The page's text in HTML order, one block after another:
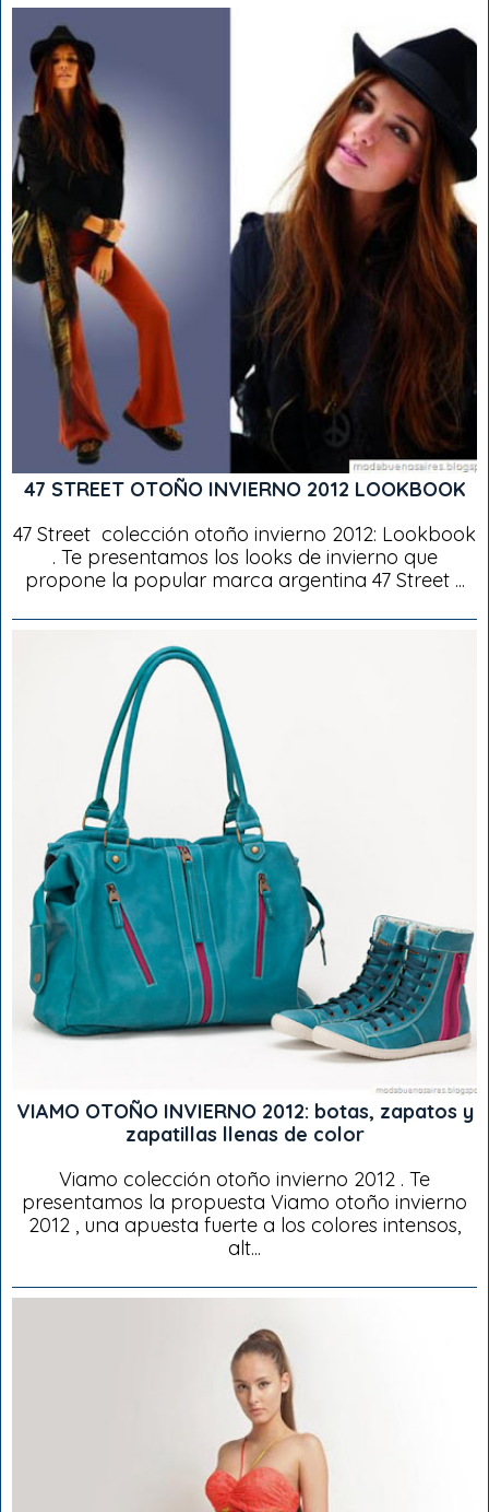
47 STREET OTOÑO INVIERNO 2012 LOOKBOOK
47 Street colección otoño invierno 2012: Lookbook
. Te presentamos los looks de invierno que
propone la popular marca argentina 47 Street ...
VIAMO OTOÑO INVIERNO 2012: botas, zapatos y
zapatillas llenas de color
Viamo colección otoño invierno 2012 . Te
presentamos la propuesta Viamo otoño invierno
2012 , una apuesta fuerte a los colores intensos,
alt...